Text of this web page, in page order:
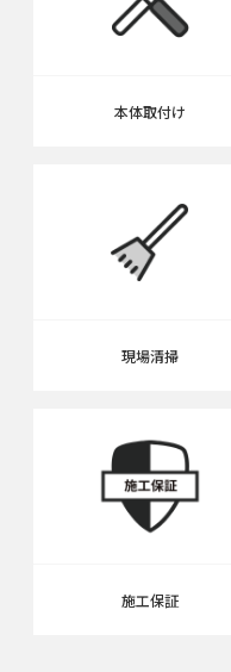
本体取付け
現場清掃
施工保証